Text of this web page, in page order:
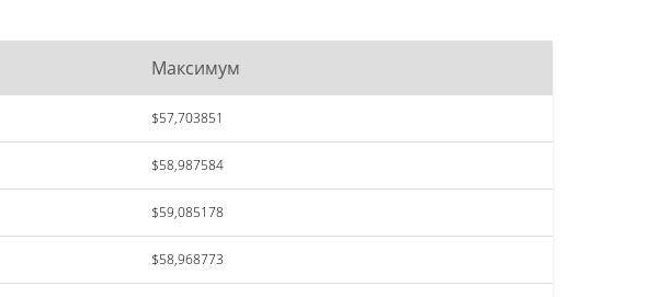
Максимум
$57,703851
$58,987584
$59,085178
$58,968773